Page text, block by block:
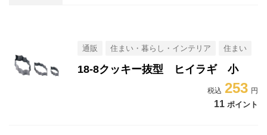
通販 住まい・暮らし・インテリア 住まい
18-8クッキー抜型 ヒイラギ 小
253
11 ポイント